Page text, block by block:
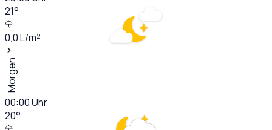
21°
0,0L/m²
Morgen
00:00Uhr
20°